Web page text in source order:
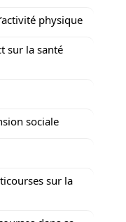
physique
sur la santé
sociale
sur la